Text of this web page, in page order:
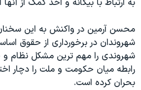
علم و فناوری
اسرائیل در جنگ
گالری عکس
آرشیو پخش زنده
رمز مهسا
ورزش زنان در ایران
اعتراضات زن، زندگی، آزادی
مجموعه مستندهای دادخواهی
تریبونال مردمی آبان ۹۸
زبانهای مختلف
محسن آرمين در واکنش به اين
شهروندان در برخورداری از حقوق
شهروندی را مهم ترين مشکل نظام
رابطه ميان حکومت و ملت را دچار
بحران کرده است.